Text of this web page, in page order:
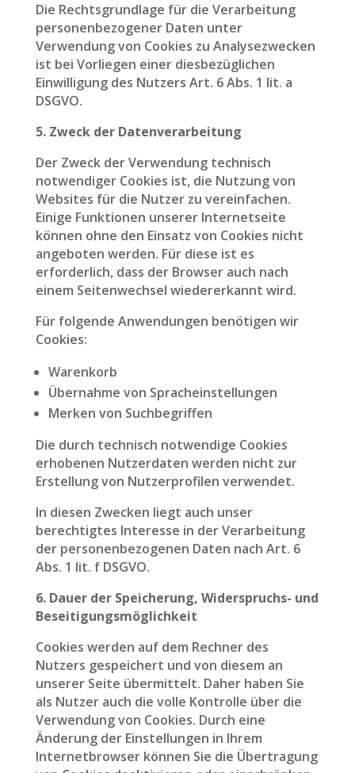
Die Rechtsgrundlage für die Verarbeitung
personenbezogener Daten unter
Verwendung von Cookies zu Analysezwecken
ist bei Vorliegen einer diesbezüglichen
Einwilligung des Nutzers Art. 6 Abs. 1 lit. a
DSGVO.
5. Zweck der Datenverarbeitung
Der Zweck der Verwendung technisch
notwendiger Cookies ist, die Nutzung von
Websites für die Nutzer zu vereinfachen.
Einige Funktionen unserer Internetseite
können ohne den Einsatz von Cookies nicht
angeboten werden. Für diese ist es
erforderlich, dass der Browser auch nach
einem Seitenwechsel wiedererkannt wird.
Für folgende Anwendungen benötigen wir
Cookies:
Warenkorb
Übernahme von Spracheinstellungen
Merken von Suchbegriffen
Die durch technisch notwendige Cookies
erhobenen Nutzerdaten werden nicht zur
Erstellung von Nutzerprofilen verwendet.
In diesen Zwecken liegt auch unser
berechtigtes Interesse in der Verarbeitung
der personenbezogenen Daten nach Art. 6
Abs. 1 lit. f DSGVO.
6. Dauer der Speicherung, Widerspruchs- und
Beseitigungsmöglichkeit
Cookies werden auf dem Rechner des
Nutzers gespeichert und von diesem an
unserer Seite übermittelt. Daher haben Sie
als Nutzer auch die volle Kontrolle über die
Verwendung von Cookies. Durch eine
Änderung der Einstellungen in Ihrem
Internetbrowser können Sie die Übertragung